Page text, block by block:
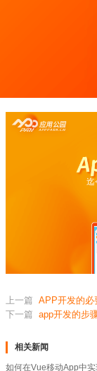
迄
上一篇 APP开发的必
下一篇 app开发的步
相关新闻
如何在Vue移动App中